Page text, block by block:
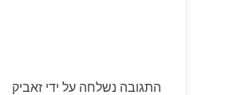
התגובה נשלחה על ידי זאביק